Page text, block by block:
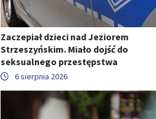
Zaczepiał dzieci nad Jeziorem
Strzeszyńskim. Miało dojść do
seksualnego przestępstwa
6 sierpnia 2026